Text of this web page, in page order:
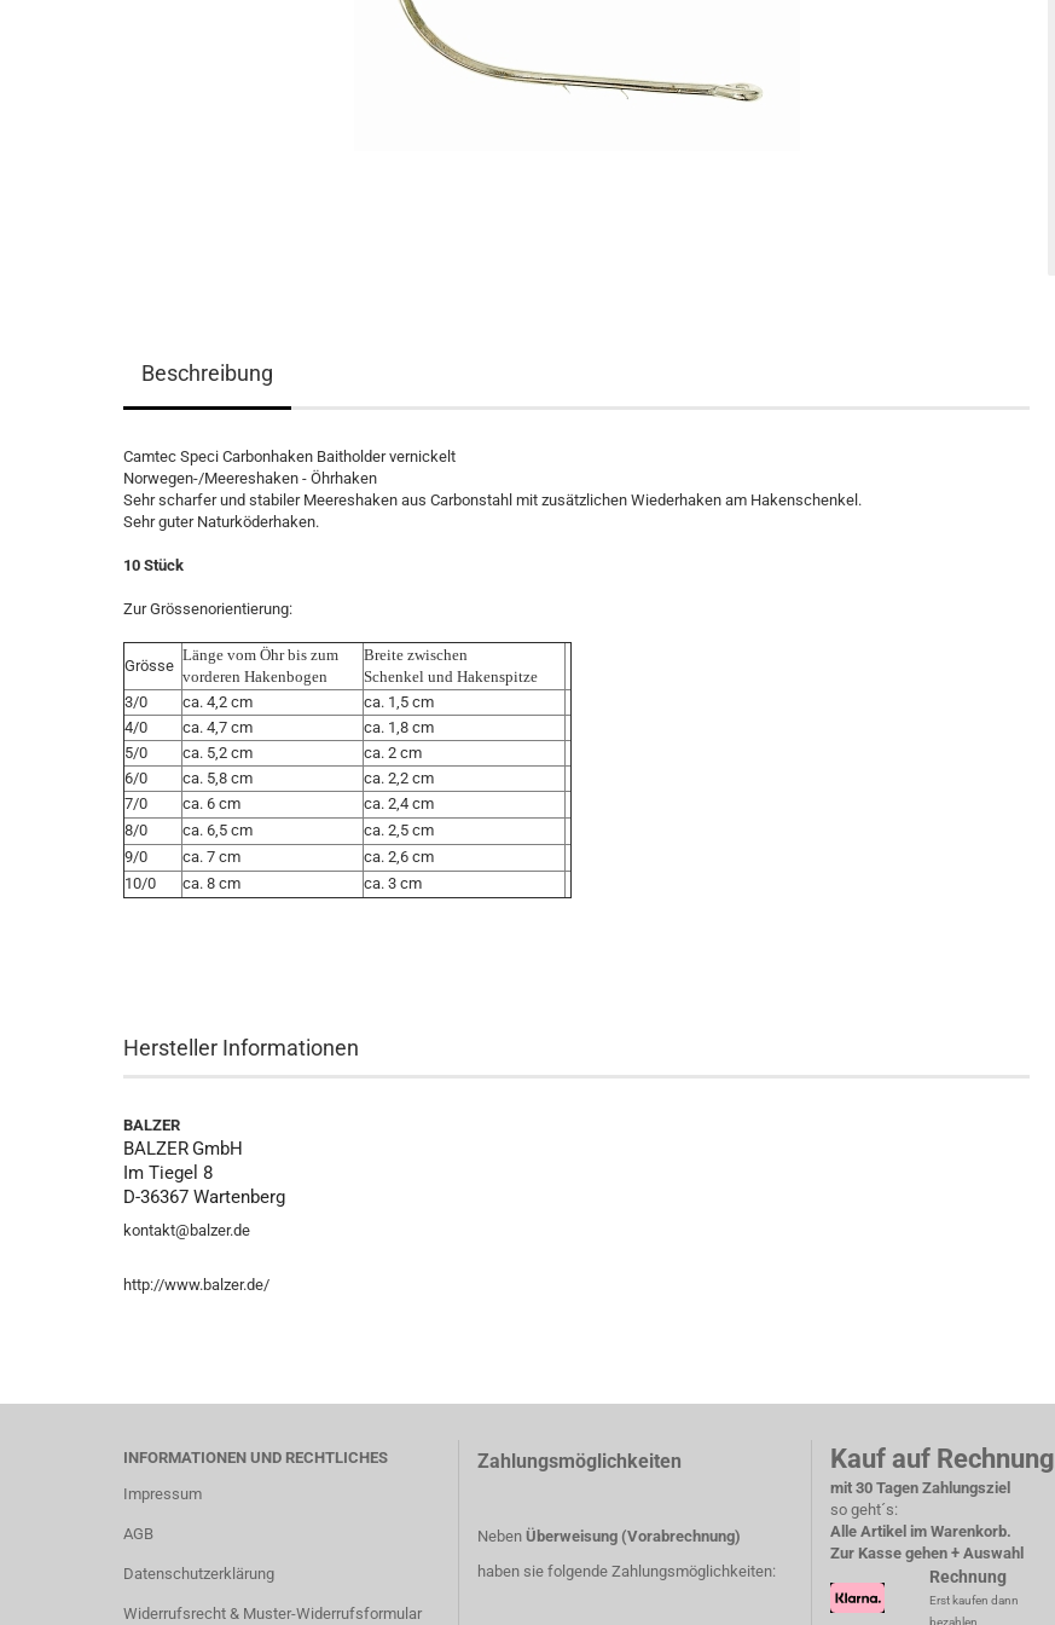
Beschreibung
Camtec Speci Carbonhaken Baitholder vernickelt
Norwegen-/Meereshaken - Öhrhaken
Sehr scharfer und stabiler Meereshaken aus Carbonstahl mit zusätzlichen Wiederhaken am Hakenschenkel.
Sehr guter Naturköderhaken.
10 Stück
Zur Grössenorientierung:
Grösse
Länge vom Öhr bis zum
vorderen Hakenbogen
Breite zwischen
Schenkel und Hakenspitze
3/0
ca. 4,2 cm
ca. 1,5 cm
4/0
ca. 4,7 cm
ca. 1,8 cm
5/0
ca. 5,2 cm
ca. 2 cm
6/0
ca. 5,8 cm
ca. 2,2 cm
7/0
ca. 6 cm
ca. 2,4 cm
8/0
ca. 6,5 cm
ca. 2,5 cm
9/0
ca. 7 cm
ca. 2,6 cm
10/0
ca. 8 cm ca. 3 cm
Hersteller Informationen
BALZER
BALZERGmbH
Im Tiegel 8
D-36367 Wartenberg
kontakt@balzer.de
http://www.balzer.de/
INFORMATIONEN UND RECHTLICHES
Impressum
AGB
Datenschutzerklärung
Widerrufsrecht & Muster-Widerrufsformular
Zahlungsmöglichkeiten
NebenÜberweisung (Vorabrechnung)
haben sie folgende Zahlungsmöglichkeiten:
Kauf auf Rechnung
mit 30 Tagen Zahlungsziel
so geht´s:
Alle Artikel im Warenkorb.
Zur Kasse gehen + Auswahl
Rechnung
Erst kaufen dann
bezahlen